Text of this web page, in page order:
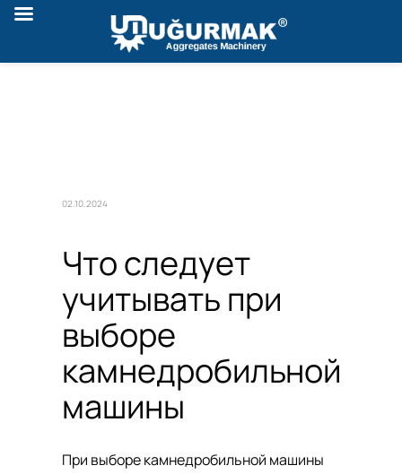
02.10.2024
Что следует
учитывать при
выборе
камнедробильной
машины
При выборе камнедробильной машины